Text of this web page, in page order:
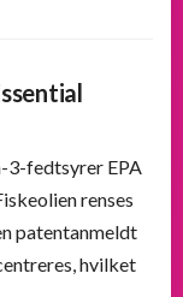
3-fedtsyrer EPA
renses
patentanmeldt
hvilket